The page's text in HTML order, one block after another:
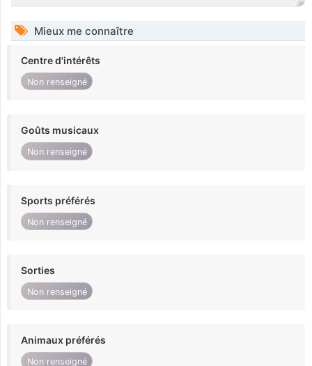
Mieux me connaître
Centre d'intérêts
Non renseigné
Goûts musicaux
Non renseigné
Sports préférés
Non renseigné
Sorties
Non renseigné
Animaux préférés
Non renseigné